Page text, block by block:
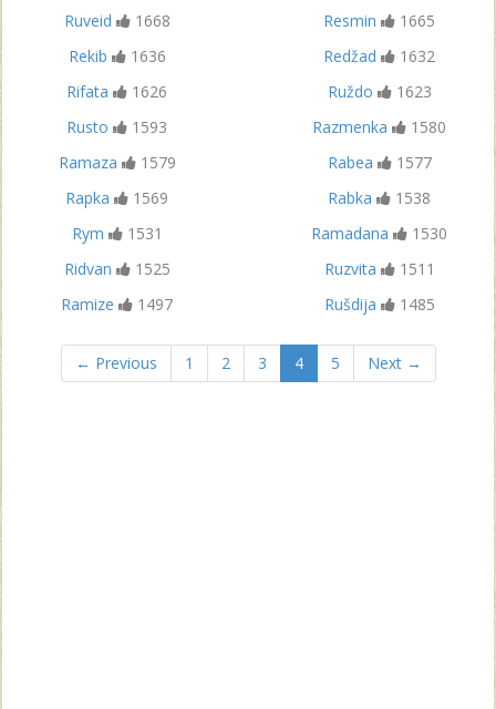
Ruveid
1668 Resmin
1665
Rekib
1636 Redžad
1632
Rifata
1626 Ruždo
1623
Rusto
1593 Razmenka
1580
Ramaza
1579 Rabea
1577
Rapka
1569 Rabka
1538
Rym
1531 Ramadana
1530
Ridvan
1525 Ruzvita
1511
Ramize
1497 Rušdija 1485
← Previous 1 2 3 4 5 Next →